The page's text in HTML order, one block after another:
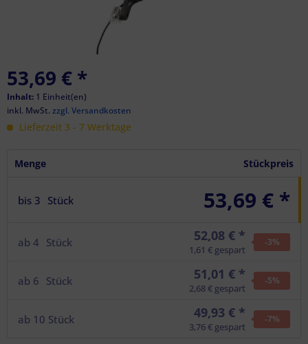
53,69 € *
Inhalt: 1 Einheit(en)
inkl. MwSt. zzgl. Versandkosten
Lieferzeit 3 - 7 Werktage
Menge Stückpreis
bis 3 Stück 53,69 € *
ab 4 Stück 52,08 € *
1,61 € gespart
-3%
ab 6 Stück 51,01 € *
2,68 € gespart
-5%
ab 10 Stück 49,93 € *
3,76 € gespart
-7%